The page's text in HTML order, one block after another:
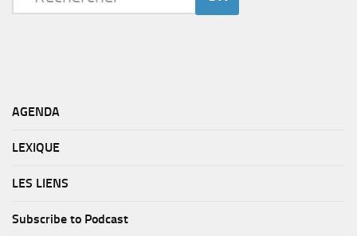
AGENDA
LEXIQUE
LES LIENS
Subscribe to Podcast